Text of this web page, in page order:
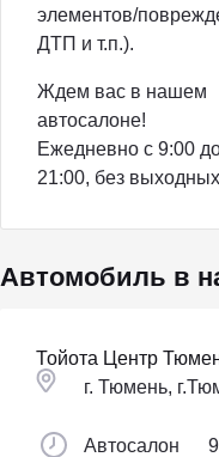
элементов/
ДТП и т.п.).
Ждем вас в нашем
автосалоне!
Ежедневно с 9:00
21:00, без
Автомобиль в
Тойота Центр
г. Тюмень,
Автосалон